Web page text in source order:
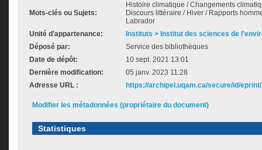
Mots-clés ou Sujets:
Histoire climatique / Changements
Discours littéraire / Hiver / Rapports
Labrador
Unité d'appartenance:
Instituts > Institut des sciences de
Déposé par:
Service des bibliothèques
Date de dépôt:
10 sept. 2021 13:01
Dernière modification:
05 janv. 2023 11:28
Adresse URL :
https://archipel.uqam.ca/secure/id/
Modifier les métadonnées (propriétaire du document)
Statistiques